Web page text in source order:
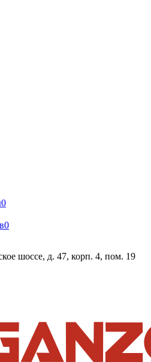
0
0
шоссе, д. 47, корп. 4, пом. 19